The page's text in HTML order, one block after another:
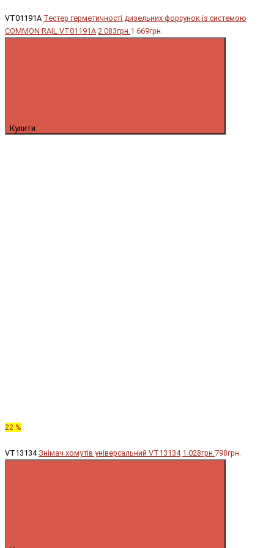
VT01191A Тестер герметичності дизельних форсунок із системою
COMMON RAIL VT01191A 2 083грн.1 669грн.
Купити
22 %
VT13134 Знімач хомутів універсальний VT13134 1 028грн.798грн.